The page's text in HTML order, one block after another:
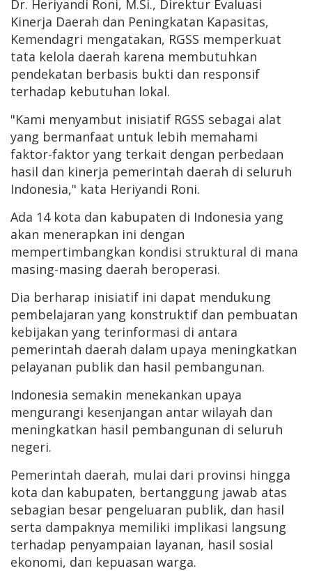
Dr. Heriyandi Roni, M.Si., Direktur Evaluasi
Kinerja Daerah dan Peningkatan Kapasitas,
Kemendagri mengatakan, RGSS memperkuat
tata kelola daerah karena membutuhkan
pendekatan berbasis bukti dan responsif
terhadap kebutuhan lokal.
"Kami menyambut inisiatif RGSS sebagai alat
yang bermanfaat untuk lebih memahami
faktor-faktor yang terkait dengan perbedaan
hasil dan kinerja pemerintah daerah di seluruh
Indonesia," kata Heriyandi Roni.
Ada 14 kota dan kabupaten di Indonesia yang
akan menerapkan ini dengan
mempertimbangkan kondisi struktural di mana
masing-masing daerah beroperasi.
Dia berharap inisiatif ini dapat mendukung
pembelajaran yang konstruktif dan pembuatan
kebijakan yang terinformasi di antara
pemerintah daerah dalam upaya meningkatkan
pelayanan publik dan hasil pembangunan.
Indonesia semakin menekankan upaya
mengurangi kesenjangan antar wilayah dan
meningkatkan hasil pembangunan di seluruh
negeri.
Pemerintah daerah, mulai dari provinsi hingga
kota dan kabupaten, bertanggung jawab atas
sebagian besar pengeluaran publik, dan hasil
serta dampaknya memiliki implikasi langsung
terhadap penyampaian layanan, hasil sosial
ekonomi, dan kepuasan warga.